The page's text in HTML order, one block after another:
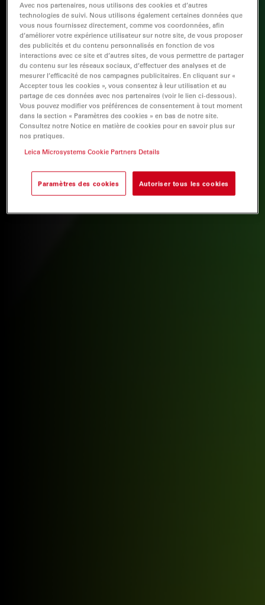
Avec nos partenaires, nous utilisons des cookies et d’autres
technologies de suivi. Nous utilisons également certaines données que
vous nous fournissez directement, comme vos coordonnées, afin
d’améliorer votre expérience utilisateur sur notre site, de vous proposer
des publicités et du contenu personnalisés en fonction de vos
interactions avec ce site et d’autres sites, de vous permettre de partager
du contenu sur les réseaux sociaux, d’effectuer des analyses et de
mesurer l’efficacité de nos campagnes publicitaires. En cliquant sur «
Accepter tous les cookies », vous consentez à leur utilisation et au
partage de ces données avec nos partenaires (voir le lien ci-dessous).
Vous pouvez modifier vos préférences de consentement à tout moment
dans la section « Paramètres des cookies » en bas de notre site.
Consultez notre Notice en matière de cookies pour en savoir plus sur
nos pratiques.
Leica Microsystems Cookie Partners Details
Paramètres des cookies Autoriser tous les cookies